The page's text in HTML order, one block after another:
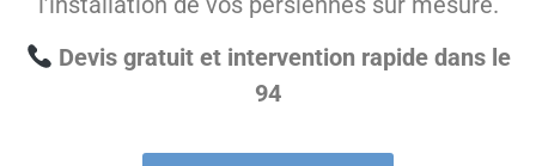
Devis gratuit et intervention rapide dans le
94